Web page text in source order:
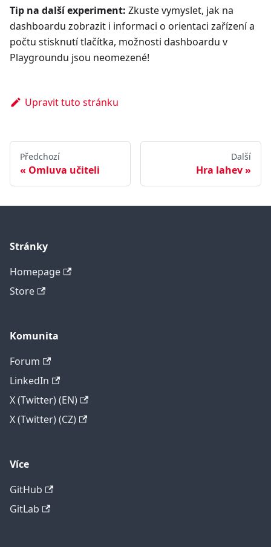
Tip na další experiment: Zkuste vymyslet, jak na
dashboardu zobrazit i informaci o orientaci zařízení a
počtu stisknutí tlačítka, možnosti dashboardu v
Playgroundu jsou neomezené!
Upravit tuto stránku
Předchozí
Omluva učiteli
Další
Hra lahev
Stránky
Homepage
Store
Komunita
Forum
LinkedIn
X (Twitter) (EN)
X (Twitter) (CZ)
Více
GitHub
GitLab